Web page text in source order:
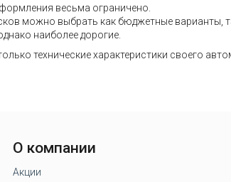
весьма ограничено.
можно выбрать как бюджетные варианты,
наиболее дорогие.
технические характеристики своего
О компании
Акции